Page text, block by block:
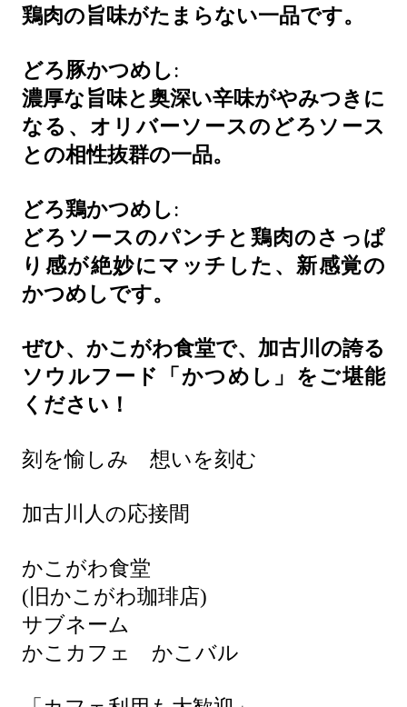
鶏肉の旨味がたまらない一品です。
どろ豚かつめし:
濃厚な旨味と奥深い辛味がやみつきに
なる、オリバーソースのどろソース
との相性抜群の一品。
どろ鶏かつめし:
どろソースのパンチと鶏肉のさっぱ
り感が絶妙にマッチした、新感覚の
かつめしです。
ぜひ、かこがわ食堂で、加古川の誇る
ソウルフード「かつめし」をご堪能
ください！
刻を愉しみ 想いを刻む
加古川人の応接間
かこがわ食堂
(旧かこがわ珈琲店)
サブネーム
かこカフェ かこバル